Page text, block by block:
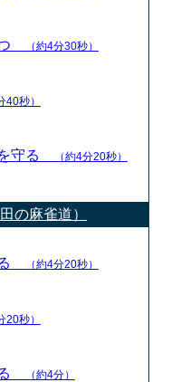
つ （約4分30秒）
40秒）
守る （約4分20秒）
の麻雀道）
る （約4分20秒）
20秒）
る （約4分）